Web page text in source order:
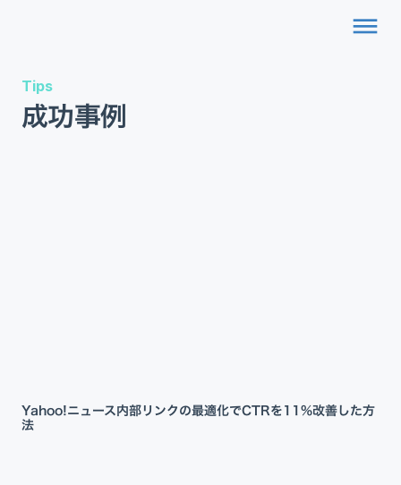
dehaze
Tips
成功事例
Yahoo!ニュース内部リンクの最適化でCTRを11%改善した方
法